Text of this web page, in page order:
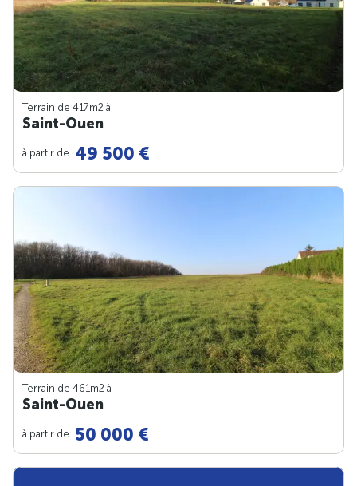
Terrain de 417m2 à
Saint-Ouen
à partir de 49 500 €
Terrain de 461m2 à
Saint-Ouen
à partir de 50 000 €